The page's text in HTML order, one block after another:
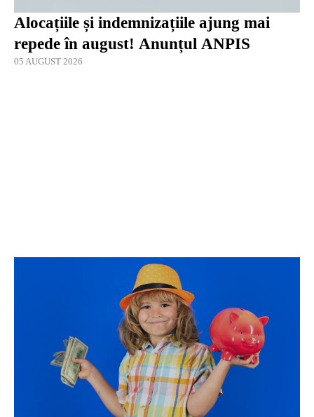
Alocațiile și indemnizațiile ajung mai
repede în august! Anunțul ANPIS
05 AUGUST 2026